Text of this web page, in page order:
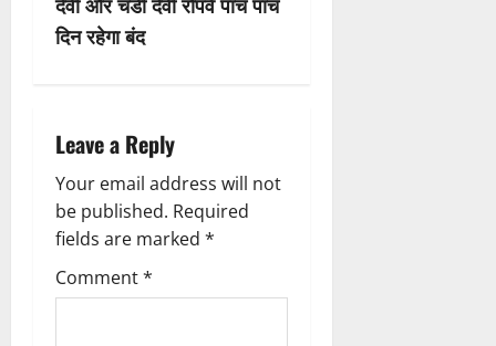
n
a
i
g
a
t
दिन रहेगा बंद
Leave a Reply
Your email address will not
be published. Required
fields are marked *
Comment*